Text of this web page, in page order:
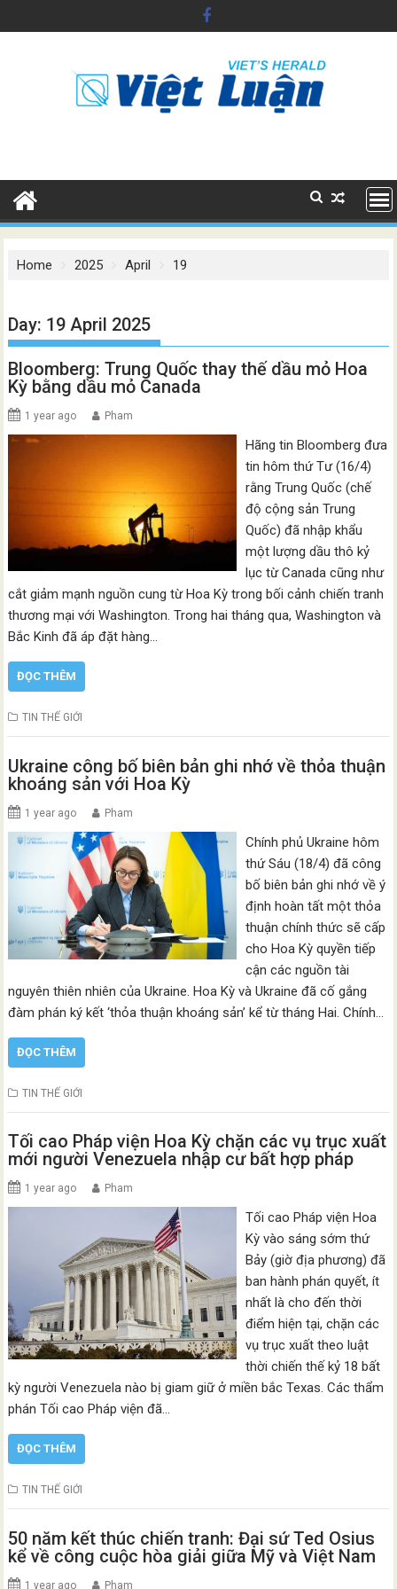
to
Home 2025 April 19
Day: 19 April 2025
Bloomberg: Trung Quốc thay thế dầu mỏ Hoa
Kỳ bằng dầu mỏ Canada
1 year ago Pham
Hãng tin Bloomberg đưa
tin hôm thứ Tư (16/4)
rằng Trung Quốc (chế
độ cộng sản Trung
Quốc) đã nhập khẩu
một lượng dầu thô kỷ
lục từ Canada cũng như
cắt giảm mạnh nguồn cung từ Hoa Kỳ trong bối cảnh chiến tranh
thương mại với Washington. Trong hai tháng qua, Washington và
Bắc Kinh đã áp đặt hàng…
ĐỌC THÊM
TIN THẾ GIỚI
Ukraine công bố biên bản ghi nhớ về thỏa thuận
khoáng sản với Hoa Kỳ
1 year ago Pham
Chính phủ Ukraine hôm
thứ Sáu (18/4) đã công
bố biên bản ghi nhớ về ý
định hoàn tất một thỏa
thuận chính thức sẽ cấp
cho Hoa Kỳ quyền tiếp
cận các nguồn tài
nguyên thiên nhiên của Ukraine. Hoa Kỳ và Ukraine đã cố gắng
đàm phán ký kết ‘thỏa thuận khoáng sản’ kể từ tháng Hai. Chính…
ĐỌC THÊM
TIN THẾ GIỚI
Tối cao Pháp viện Hoa Kỳ chặn các vụ trục xuất
mới người Venezuela nhập cư bất hợp pháp
1 year ago Pham
Tối cao Pháp viện Hoa
Kỳ vào sáng sớm thứ
Bảy (giờ địa phương) đã
ban hành phán quyết, ít
nhất là cho đến thời
điểm hiện tại, chặn các
vụ trục xuất theo luật
thời chiến thế kỷ 18 bất
kỳ người Venezuela nào bị giam giữ ở miền bắc Texas. Các thẩm
phán Tối cao Pháp viện đã…
ĐỌC THÊM
TIN THẾ GIỚI
50 năm kết thúc chiến tranh: Đại sứ Ted Osius
kể về công cuộc hòa giải giữa Mỹ và Việt Nam
1 year ago Pham